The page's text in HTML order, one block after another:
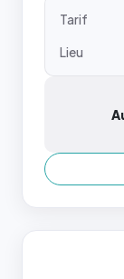
Tarif
Lieu